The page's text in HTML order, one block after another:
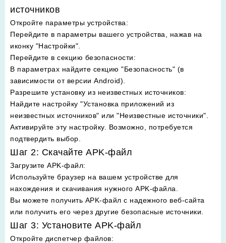
источников
Откройте параметры устройства:
Перейдите в параметры вашего устройства, нажав на
иконку "Настройки".
Перейдите в секцию безопасности:
В параметрах найдите секцию "Безопасность" (в
зависимости от версии Android).
Разрешите установку из неизвестных источников:
Найдите настройку "Установка приложений из
неизвестных источников" или "Неизвестные источники".
Активируйте эту настройку. Возможно, потребуется
подтвердить выбор.
Шаг 2: Скачайте APK-файл
Загрузите APK-файл:
Используйте браузер на вашем устройстве для
нахождения и скачивания нужного APK-файла.
Вы можете получить APK-файл с надежного веб-сайта
или получить его через другие безопасные источники.
Шаг 3: Установите APK-файл
Откройте диспетчер файлов: